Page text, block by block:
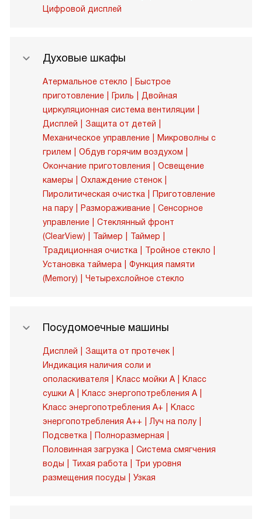
Цифровой дисплей
Духовые шкафы
Атермальное стекло
Быстрое
приготовление
Гриль
Двойная
циркуляционная система вентиляции
Дисплей
Защита от детей
Механическое управление
Микроволны с
грилем
Обдув горячим воздухом
Окончание приготовления
Освещение
камеры
Охлаждение стенок
Пиролитическая очистка
Приготовление
на пару
Размораживание
Сенсорное
управление
Стеклянный фронт
(ClearView)
Таймер
Таймер
Традиционная очистка
Тройное стекло
Установка таймера
Функция памяти
(Memory)
Четырехслойное стекло
Посудомоечные машины
Дисплей
Защита от протечек
Индикация наличия соли и
ополаскивателя
Класс мойки A
Класс
сушки A
Класс энергопотребления A
Класс энергопотребления A+
Класс
энергопотребления A++
Луч на полу
Подсветка
Полноразмерная
Половинная загрузка
Система смягчения
воды
Тихая работа
Три уровня
размещения посуды
Узкая